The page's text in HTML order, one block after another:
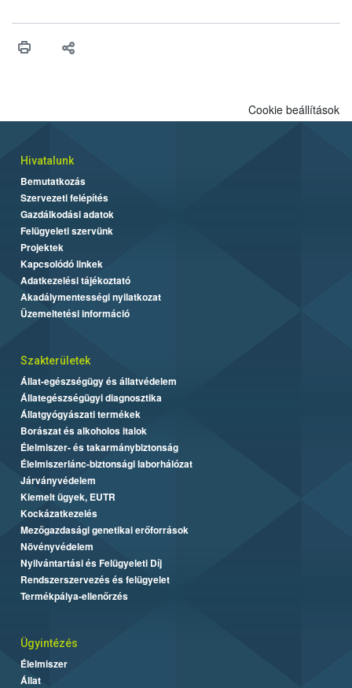
vonni az ebek viselkedésének megítélésében jártas szakértőt.
Cookie beállítások
Hivatalunk
Bemutatkozás
Szervezeti felépítés
Gazdálkodási adatok
Felügyeleti szervünk
Projektek
Kapcsolódó linkek
Adatkezelési tájékoztató
Akadálymentességi nyilatkozat
Üzemeltetési információ
Szakterületek
Állat-egészségügy és állatvédelem
Állategészségügyi diagnosztika
Állatgyógyászati termékek
Borászat és alkoholos italok
Élelmiszer- és takarmánybiztonság
Élelmiszerlánc-biztonsági laborhálózat
Járványvédelem
Kiemelt ügyek, EUTR
Kockázatkezelés
Mezőgazdasági genetikai erőforrások
Növényvédelem
Nyilvántartási és Felügyeleti Díj
Rendszerszervezés és felügyelet
Termékpálya-ellenőrzés
Ügyintézés
Élelmiszer
Állat